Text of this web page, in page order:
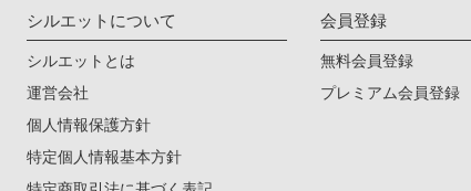
シルエットについて
シルエットとは
運営会社
個人情報保護方針
特定個人情報基本方針
会員登録
無料会員登録
プレミアム会員登録